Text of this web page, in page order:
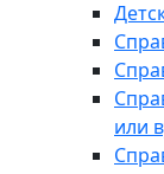
или